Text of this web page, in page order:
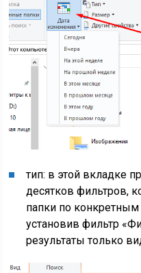
тип: в этой вкладке
десятков фильтров,
папки по
установив фильтр
результаты только